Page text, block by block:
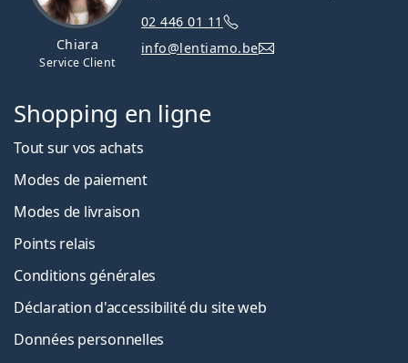
Chiara
Service Client
02 446 01 11
info@lentiamo.be
Shopping en ligne
Tout sur vos achats
Modes de paiement
Modes de livraison
Points relais
Conditions générales
Déclaration d'accessibilité du site web
Données personnelles